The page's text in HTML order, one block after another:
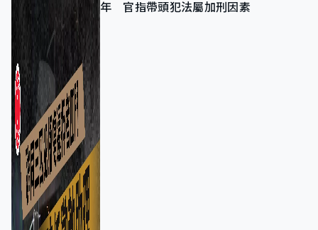
年 官指帶頭犯法屬加刑因素